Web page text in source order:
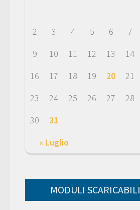
« Luglio
2
3 4 5 6 7
9
10 11 12 13 14
16
17 18 19 20 21
23
24 25 26 27 28
30
31
MODULI SCARICABILI